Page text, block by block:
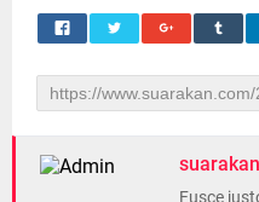
suarakan
Fusce